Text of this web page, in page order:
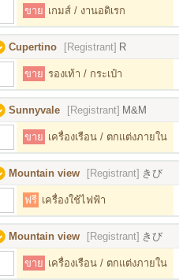
ขาย เกมส์ / งานอดิเรก
Cupertino [Registrant] R
ขาย รองเท้า / กระเป๋า
Sunnyvale [Registrant] M&M
ขาย เครื่องเรือน / ตกแต่งภายใน
Mountain view [Registrant] きび
ฟรี เครื่องใช้ไฟฟ้า
Mountain view [Registrant] きび
ขาย เครื่องเรือน / ตกแต่งภายใน